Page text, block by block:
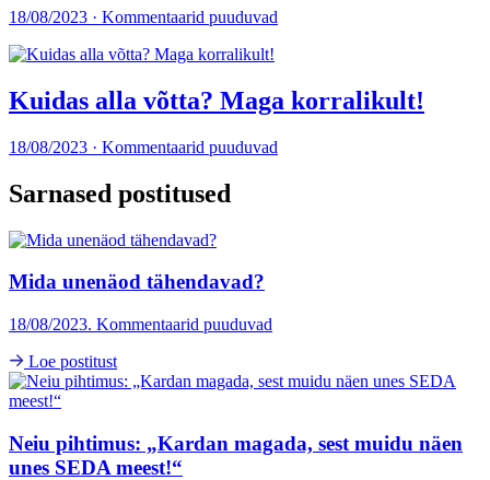
18/08/2023 · Kommentaarid puuduvad
Kuidas alla võtta? Maga korralikult!
18/08/2023 · Kommentaarid puuduvad
Sarnased postitused
Mida unenäod tähendavad?
18/08/2023. Kommentaarid puuduvad
Loe postitust
Neiu pihtimus: „Kardan magada, sest muidu näen
unes SEDA meest!“